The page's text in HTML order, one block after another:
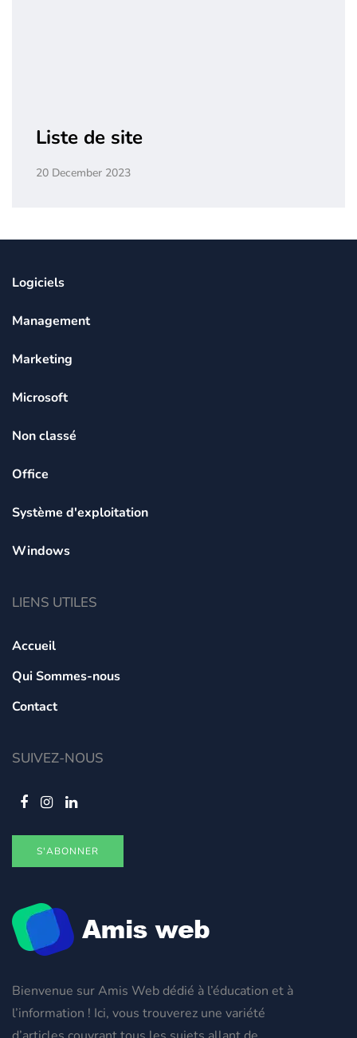
Liste de site
20 December 2023
Bienvenue sur Amis Web dédié à l’éducation et à
l’information ! Ici, vous trouverez une variété
Logiciels
Management
Marketing
Microsoft
Non classé
Office
Système d'exploitation
Windows
LIENS UTILES
Accueil
Qui Sommes-nous
Contact
SUIVEZ-NOUS
S'ABONNER